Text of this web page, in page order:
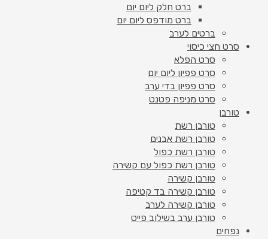
ברט חלק ליום יום
ברט מודפס ליום יום
ברטים לערב
סרט חצי כיסוי
סרט הפלא
סרט פפיון ליום יום
סרט פפיון בדי ערב
סרט מניפה פטנט
טורבן
טורבן רשת
טורבן רשת אבנים
טורבן רשת כפול
טורבן רשת כפול עם קשירה
טורבן קשירה
טורבן קשירה בד קטיפה
טורבן קשירה לערב
טורבן ערב בשילוב פייט
נפחים